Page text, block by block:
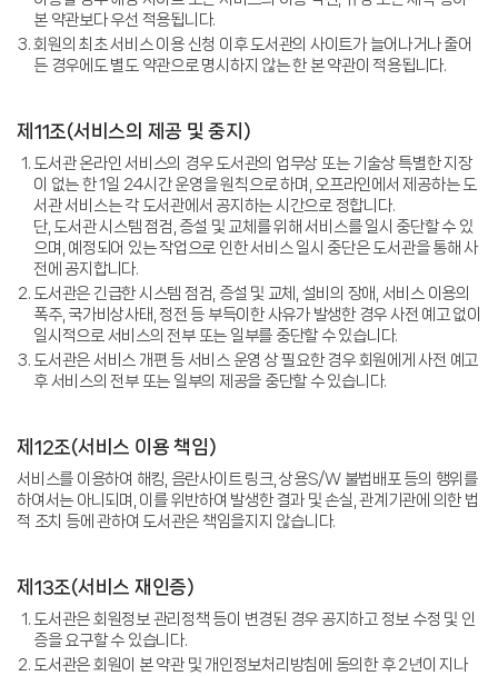
본 약관보다 우선 적용됩니다.
회원의 최초 서비스 이용 신청 이후 도서관의 사이트가 늘어나거나 줄어
든 경우에도 별도 약관으로 명시하지 않는 한 본 약관이 적용됩니다.
제11조(서비스의 제공 및 중지)
도서관 온라인 서비스의 경우 도서관의 업무상 또는 기술상 특별한 지장
이 없는 한 1일 24시간 운영을 원칙으로 하며, 오프라인에서 제공하는 도
서관 서비스는 각 도서관에서 공지하는 시간으로 정합니다.
단, 도서관 시스템 점검, 증설 및 교체를 위해 서비스를 일시 중단할 수 있
으며, 예정되어 있는 작업으로 인한 서비스 일시 중단은 도서관을 통해 사
전에 공지합니다.
도서관은 긴급한 시스템 점검, 증설 및 교체, 설비의 장애, 서비스 이용의
폭주, 국가비상사태, 정전 등 부득이한 사유가 발생한 경우 사전 예고 없이
일시적으로 서비스의 전부 또는 일부를 중단할 수 있습니다.
도서관은 서비스 개편 등 서비스 운영 상 필요한 경우 회원에게 사전 예고
후 서비스의 전부 또는 일부의 제공을 중단할 수 있습니다.
제12조(서비스 이용 책임)
서비스를 이용하여 해킹, 음란사이트 링크, 상용S/W 불법배포 등의 행위를
하여서는 아니되며, 이를 위반하여 발생한 결과 및 손실, 관계기관에 의한 법
적 조치 등에 관하여 도서관은 책임을지지 않습니다.
제13조(서비스 재인증)
도서관은 회원정보 관리정책 등이 변경된 경우 공지하고 정보 수정 및 인
증을 요구할 수 있습니다.
도서관은 회원이 본 약관 및 개인정보처리방침에 동의한 후 2년이 지나